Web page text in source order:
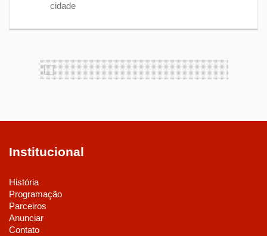
cidade
Institucional
História
Programação
Parceiros
Anunciar
Contato